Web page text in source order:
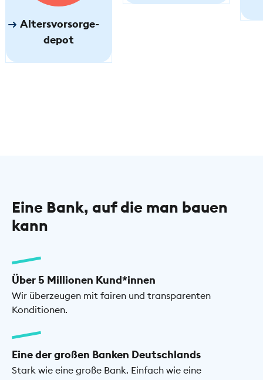
Altersvorsorge­
depot
Eine Bank, auf die man bauen
kann
Über 5 Millionen Kund*innen
Wir überzeugen mit fairen und transparenten
Konditionen.
Eine der großen Banken Deutschlands
Stark wie eine große Bank. Einfach wie eine